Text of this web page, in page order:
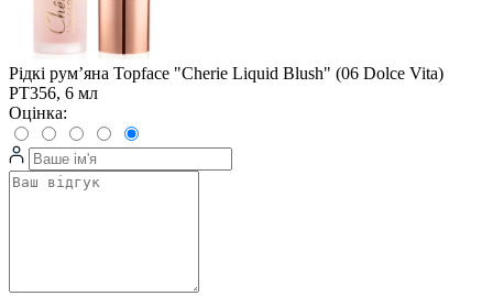
Рідкі рум’яна Topface "Cherie Liquid Blush" (06 Dolce Vita)
PT356, 6 мл
Оцінка: